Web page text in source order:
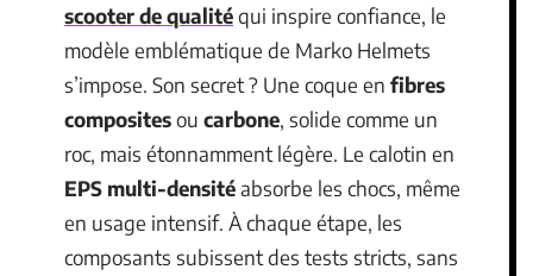
scooter de qualitéqui inspire confiance, le
modèle emblématique de Marko Helmets
s’impose. Son secret ? Une coque en fibres
compositesou carbone, solide comme un
roc, mais étonnamment légère. Le calotin en
EPS multi-densitéabsorbe les chocs, même
en usage intensif. À chaque étape, les
composants subissent des tests stricts, sans